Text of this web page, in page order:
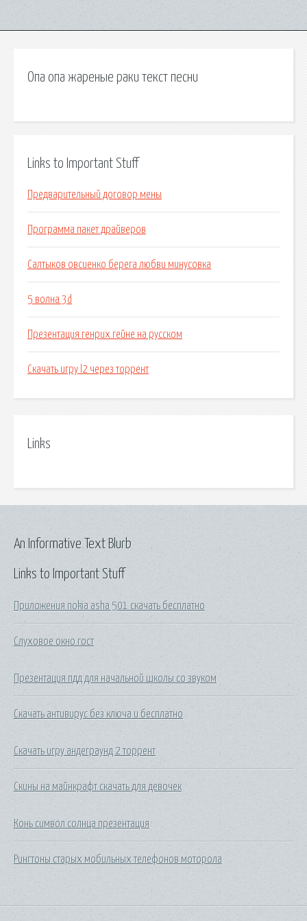
Опа опа жареные раки текст песни
Links to Important Stuff
Предварительный договор мены
Программа пакет драйверов
Салтыков овсиенко берега любви минусовка
5 волна 3d
Презентация генрих гейне на русском
Скачать игру l2 через торрент
Links
Links to Important Stuff
Приложения nokia asha 501 скачать бесплатно
Слуховое окно гост
Презентация пдд для начальной школы со звуком
Скачать антивирус без ключа и бесплатно
Скачать игру андеграунд 2 торрент
Скины на майнкрафт скачать для девочек
Конь символ солнца презентация
Рингтоны старых мобильных телефонов моторола
An Informative Text Blurb